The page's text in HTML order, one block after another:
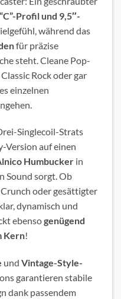
“C”-Profil und 9,5″-
während das
für präzise
steht. Cleane Pop-
Rock oder gar
einzelnen
Singlecoil-Strats
Version auf einen
Humbucker in
Sound sorgt. Ob
oder gesättigter
dynamisch und
ebensogenügend
Kern!
und Vintage-Style-
garantieren stabile
dank passendem